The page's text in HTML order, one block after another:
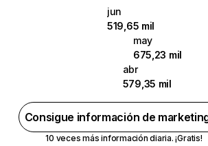
jun
519,65 mil
may
675,23 mil
abr
579,35 mil
Consigue información de
10 veces más información diaria. ¡Gratis!